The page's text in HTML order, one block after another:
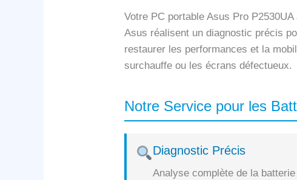
Votre PC portable Asus Pro
Asus réalisent un diagnostic précis
restaurer les performances et la
surchauffe ou les écrans défectueux.
Notre Service pour les
Diagnostic Précis
Analyse complète de la